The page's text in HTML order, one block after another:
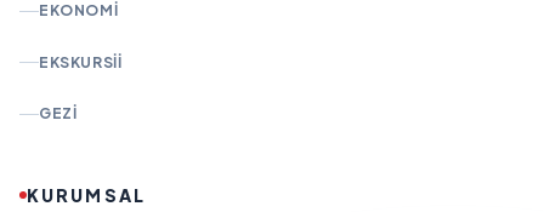
EKONOMI
EKSKURSII
GEZI
KURUMSAL